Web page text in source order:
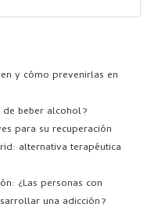
y cómo prevenirlas en
beber alcohol?
para su recuperación
alternativa terapéutica
¿Las personas con
una adicción?